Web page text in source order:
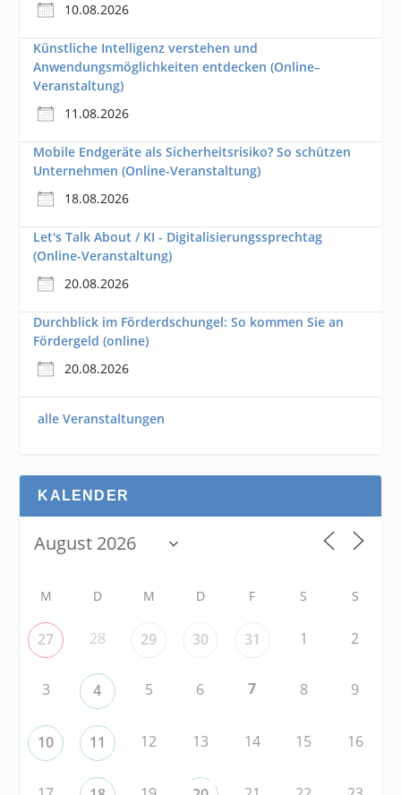
10.08.2026
Künstliche Intelligenz verstehen und
Anwendungsmöglichkeiten entdecken (Online–
Veranstaltung)
11.08.2026
Mobile Endgeräte als Sicherheitsrisiko? So schützen
Unternehmen (Online-Veranstaltung)
18.08.2026
Let's Talk About / KI - Digitalisierungssprechtag
(Online-Veranstaltung)
20.08.2026
Durchblick im Förderdschungel: So kommen Sie an
Fördergeld (online)
20.08.2026
alle Veranstaltungen
KALENDER
M D M D F S S
27 28 29 30 31 1 2
3 4 5 6 7 8 9
10 11 12 13 14 15 16